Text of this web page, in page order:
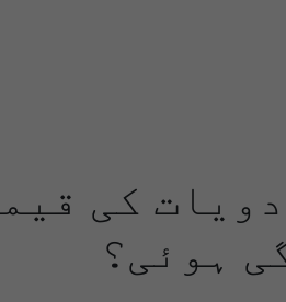
کی
ہوئی؟